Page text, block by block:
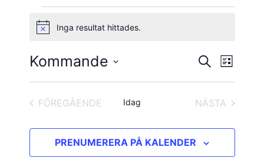
Evenemang
Notis Inga resultat hittades.
Search
and
Views
SÖK LISTA
Kommande
Välj
FÖREGÅENDE
Idag
NÄSTA
PRENUMERERA PÅ KALENDER